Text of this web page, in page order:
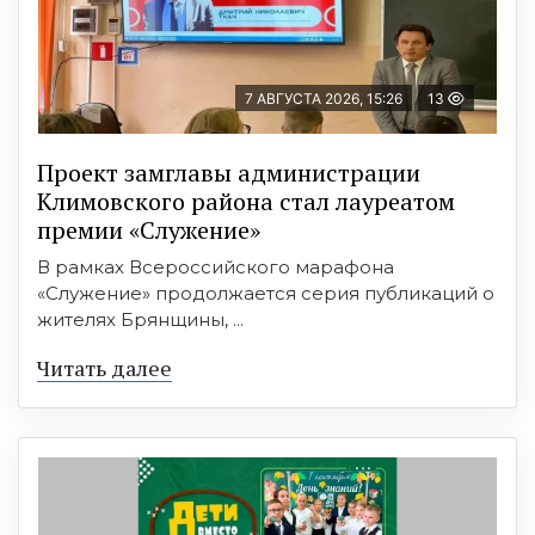
7 АВГУСТА 2026, 15:26 13
Проект замглавы администрации
Климовского района стал лауреатом
премии «Служение»
В рамках Всероссийского марафона
«Служение» продолжается серия публикаций о
жителях Брянщины, ...
Читать далее